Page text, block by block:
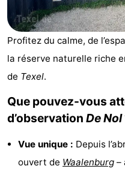
Hoorn
De
Cocksdorp
De
-
De
Waal
-
Oosterend
Nature
Plus
Profitez du calme, de
la réserve naturelle riche
de Texel.
Que pouvez-vous
d’observation De Nol
Vue unique : Depuis
ouvert de Waalenburg –